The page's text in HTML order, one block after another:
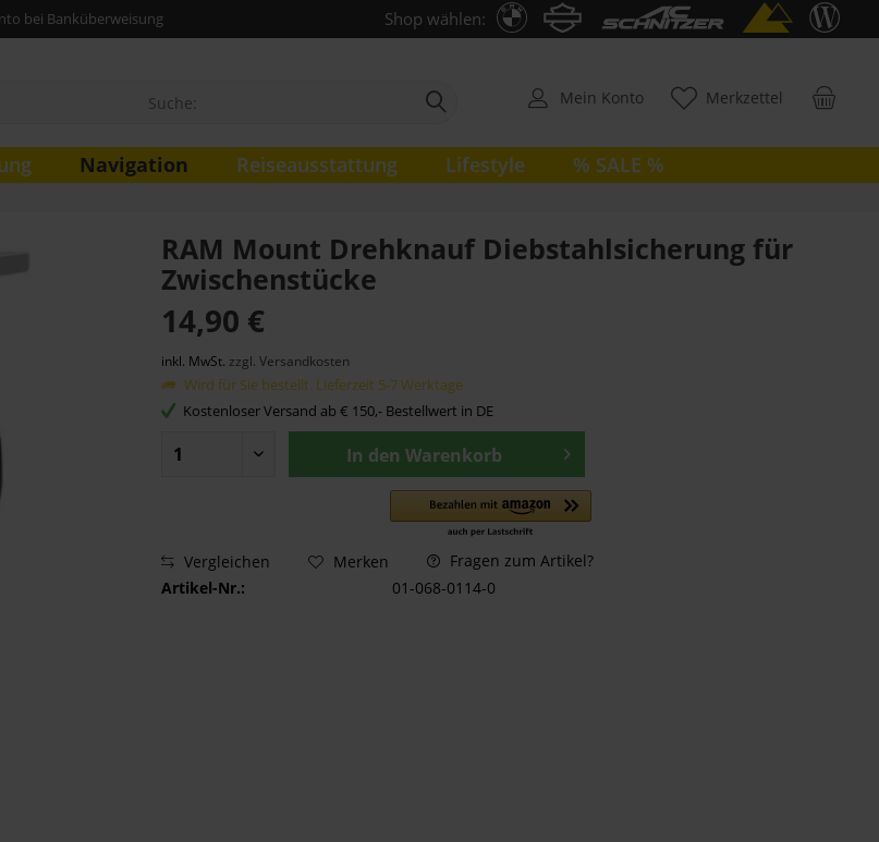
bei Banküberweisung Shop wählen:
Merkzettel
Mein Konto
Navigation Reiseausstattung Lifestyle % SALE %
RAM Mount Drehknauf Diebstahlsicherung für
Zwischenstücke
14,90 €
inkl. MwSt. zzgl. Versandkosten
Wird für Sie bestellt. Lieferzeit 5-7 Werktage
Kostenloser Versand ab € 150,- Bestellwert in DE
In den Warenkorb
Vergleichen Merken
Fragen zum Artikel?
Artikel-Nr.:
01-068-0114-0